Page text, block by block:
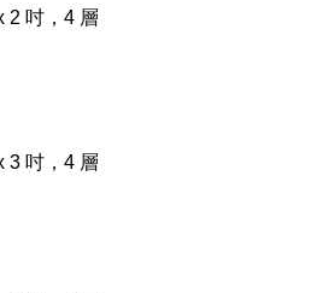
2 吋，4 層
3 吋，4 層